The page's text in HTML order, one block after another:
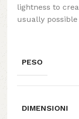
lightness to
usually
PESO
DIMENSIONI